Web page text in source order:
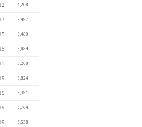
4,208
3,997
3,480
3,689
3,260
3,824
3,491
3,784
3,538